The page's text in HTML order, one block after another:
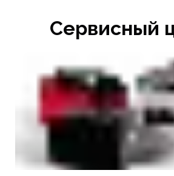
Сервисный